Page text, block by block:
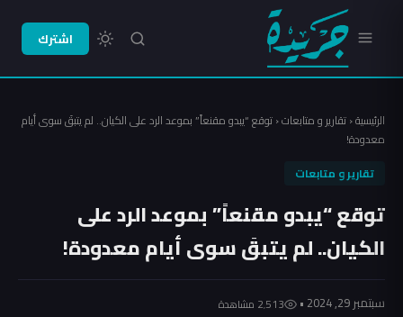
اشترك
الرئيسية‹تقارير و متابعات‹توقع “يبدو مقنعاً” بموعد الرد على الكيان.. لم يتبقَ سوى أيام
معدودة!
تقارير و متابعات
توقع “يبدو مقنعاً” بموعد الرد على
الكيان.. لم يتبقَ سوى أيام معدودة!
سبتمبر 29, 2024 • 2٬513 مشاهدة